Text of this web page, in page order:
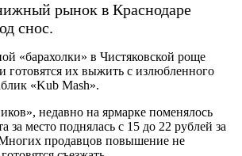
рынок в Краснодаре
снос.
«барахолки» в Чистяковской роще
готовятся их выжить с излюбленного
«Kub Mash».
недавно на ярмарке поменялось
за место поднялась с 15 до 22 рублей за
продавцов повышение не